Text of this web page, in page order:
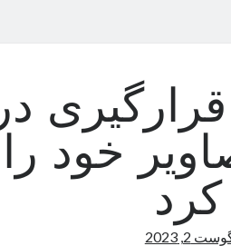
در
خود را
2, 2023